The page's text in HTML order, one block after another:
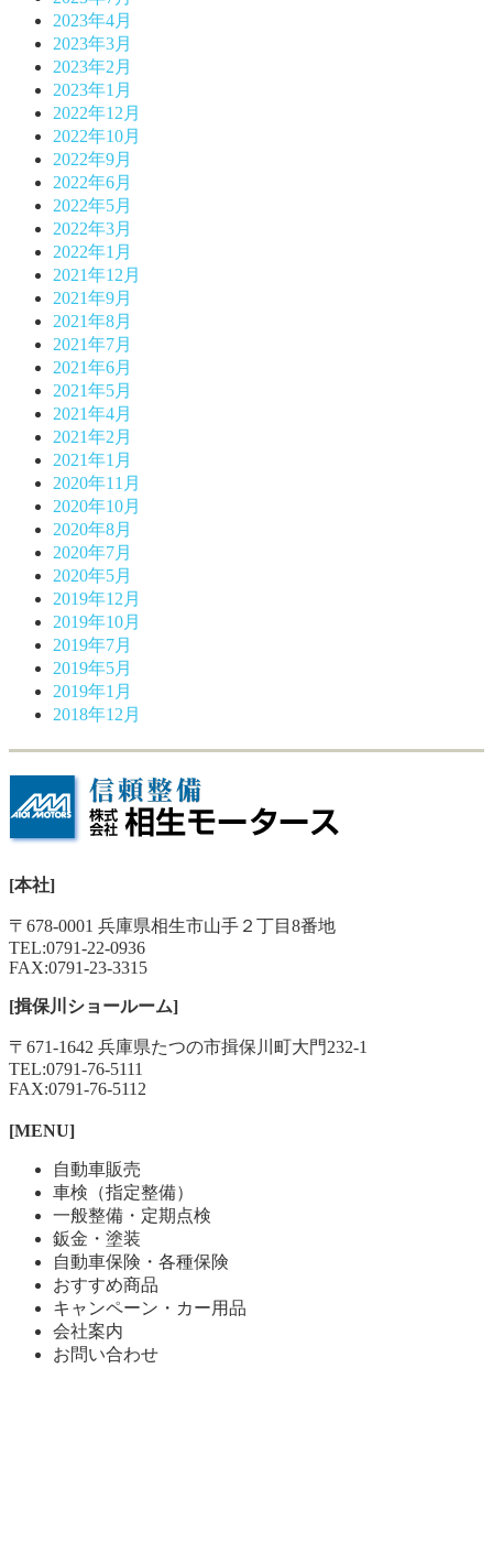
2023年4月
2023年3月
2023年2月
2023年1月
2022年12月
2022年10月
2022年9月
2022年6月
2022年5月
2022年3月
2022年1月
2021年12月
2021年9月
2021年8月
2021年7月
2021年6月
2021年5月
2021年4月
2021年2月
2021年1月
2020年11月
2020年10月
2020年8月
2020年7月
2020年5月
2019年12月
2019年10月
2019年7月
2019年5月
2019年1月
2018年12月
[本社]
〒678-0001 兵庫県相生市山手２丁目8番地
TEL:0791-22-0936
FAX:0791-23-3315
[揖保川ショールーム]
〒671-1642 兵庫県たつの市揖保川町大門232-1
TEL:0791-76-5111
FAX:0791-76-5112
[MENU]
自動車販売
車検（指定整備）
一般整備・定期点検
鈑金・塗装
自動車保険・各種保険
おすすめ商品
キャンペーン・カー用品
会社案内
お問い合わせ